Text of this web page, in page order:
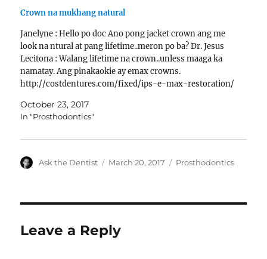
Crown na mukhang natural
Janelyne : Hello po doc Ano pong jacket crown ang me
look na ntural at pang lifetime..meron po ba? Dr. Jesus
Lecitona : Walang lifetime na crown..unless maaga ka
namatay. Ang pinakaokie ay emax crowns.
http://costdentures.com/fixed/ips-e-max-restoration/
Jesus Lecitona :…
October 23, 2017
In "Prosthodontics"
Author
Ask the Dentist
Posted
March 20, 2017 Categories
Prosthodontics
Leave a Reply